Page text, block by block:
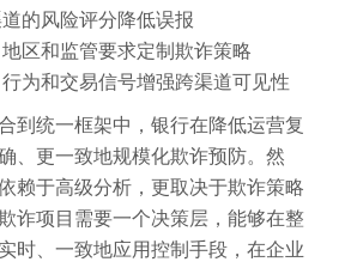
的风险评分降低误报
区和监管要求定制欺诈策略
为和交易信号增强跨渠道可见性
到统一框架中，银行在降低运营复
、更一致地规模化欺诈预防。然
赖于高级分析，更取决于欺诈策略
诈项目需要一个决策层，能够在整
时、一致地应用控制手段，在企业